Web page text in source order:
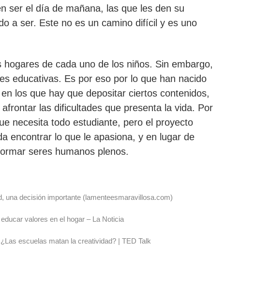
ser el día de mañana, las que les den su
a ser. Este no es un camino difícil y es uno
de cada uno de los niños. Sin embargo,
educativas. Es por eso por lo que han nacido
los que hay que depositar ciertos contenidos,
las dificultades que presenta la vida. Por
necesita todo estudiante, pero el proyecto
encontrar lo que le apasiona, y en lugar de
seres humanos plenos.
una decisión importante (lamenteesmaravillosa.com)
valores en el hogar – La Noticia
escuelas matan la creatividad? | TED Talk